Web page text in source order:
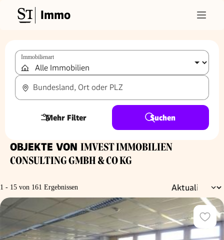
Immo
Immobilienart
Bundesland, Ort oder PLZ
Mehr Filter Suchen
OBJEKTE VON IMVEST IMMOBILIEN
CONSULTING GMBH & CO KG
1 - 15 von 161 Ergebnissen